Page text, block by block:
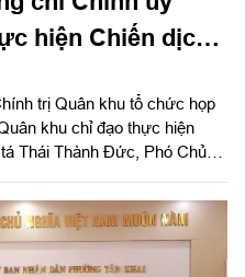
hiện Chiến dịch
trị Quân khu tổ chức họp
khu chỉ đạo thực hiện
Thái Thành Đức, Phó Chủ